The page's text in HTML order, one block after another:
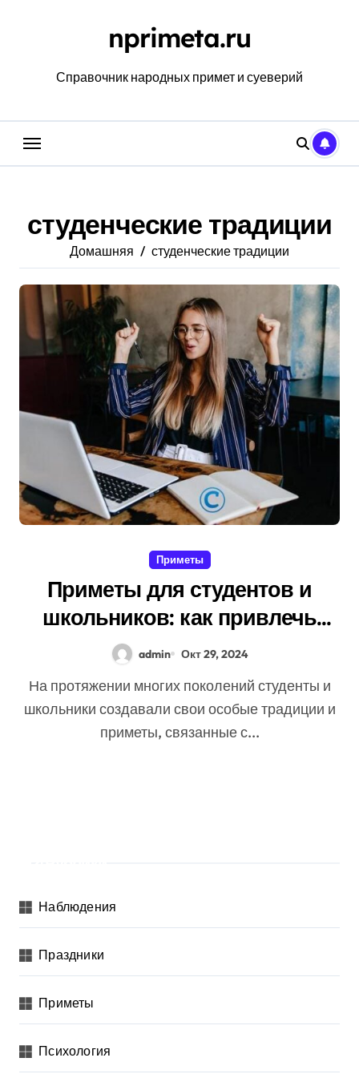
nprimeta.ru
Справочник народных примет и суеверий
студенческие традиции
Домашняя студенческие традиции
Приметы
Приметы для студентов и
школьников: как привлечь
успех в учебе
admin Окт 29, 2024
На протяжении многих поколений студенты и
школьники создавали свои особые традиции и
приметы, связанные с...
Наблюдения
Праздники
Приметы
Психология